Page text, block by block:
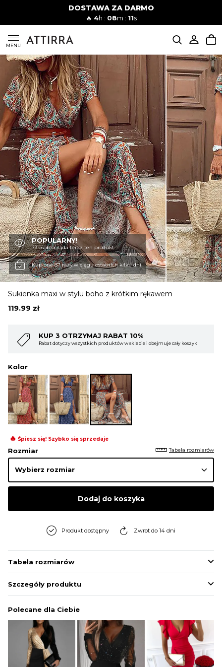
DOSTAWA ZA DARMO
🔥 4h : 08m : 10s
MENU
Mężczyźni
SUKIENKI
KOMPLETY
KOMBINEZONY
DÓŁ DAMSKIE
STROJE KĄPIELOWE
BLUZKI
OBUWIE
BIELIZNA
SWETRY
OKRYCIA WIERZCHNIE
POPULARNY!
73 osób ogląda teraz ten produkt
Kupione 87 razy w ciągu ostatnich kilku dni
Sukienka maxi w stylu boho z krótkim rękawem
119.99 zł
10%
w sklepie i obejmuje cały koszyk
KUP 4 OTRZYMAJ
Rabat dotyczy wszystkich produktów
Kolor
🔥 Śpiesz się! Szybko się sprzedaje
Rozmiar Tabela rozmiarów
Dodaj do koszyka
Produkt dostępny Zwrot do 14 dni
Tabela rozmiarów
Szczegóły produktu
Polecane dla Ciebie